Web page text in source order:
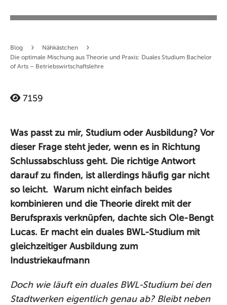
Blog › Nähkästchen ›
Die optimale Mischung aus Theorie und Praxis: Duales Studium Bachelor
of Arts – Betriebswirtschaftslehre
7159
Was passt zu mir, Studium oder Ausbildung? Vor
dieser Frage steht jeder, wenn es in Richtung
Schlussabschluss geht. Die richtige Antwort
darauf zu finden, ist allerdings häufig gar nicht
so leicht. Warum nicht einfach beides
kombinieren und die Theorie direkt mit der
Berufspraxis verknüpfen, dachte sich Ole-Bengt
Lucas. Er macht ein duales BWL-Studium mit
gleichzeitiger Ausbildung zum
Industriekaufmann
Doch wie läuft ein duales BWL-Studium bei den
Stadtwerken eigentlich genau ab? Bleibt neben